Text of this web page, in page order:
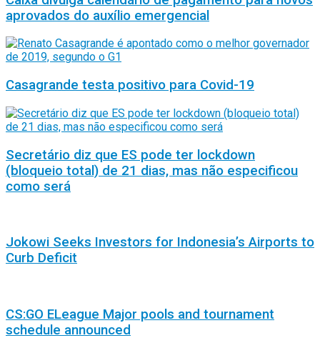
aprovados do auxílio emergencial
Casagrande testa positivo para Covid-19
Secretário diz que ES pode ter lockdown
(bloqueio total) de 21 dias, mas não especificou
como será
Jokowi Seeks Investors for Indonesia’s Airports to
Curb Deficit
CS:GO ELeague Major pools and tournament
schedule announced